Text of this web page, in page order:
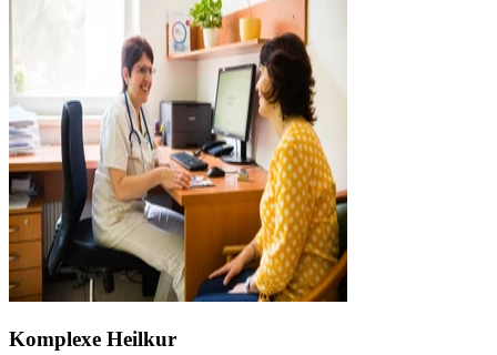
Komplexe Heilkur